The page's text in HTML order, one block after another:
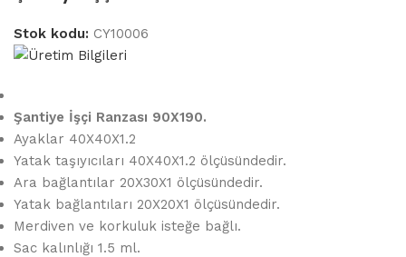
Stok kodu: CY10006
Şantiye İşçi Ranzası 90X190.
Ayaklar 40X40X1.2
Yatak taşıyıcıları 40X40X1.2 ölçüsündedir.
Ara bağlantılar 20X30X1 ölçüsündedir.
Yatak bağlantıları 20X20X1 ölçüsündedir.
Merdiven ve korkuluk isteğe bağlı.
Sac kalınlığı 1.5 ml.